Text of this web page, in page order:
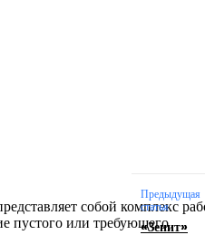
собой комплекс
пустого или требующего
Предыдущая
статья
«Зенит»